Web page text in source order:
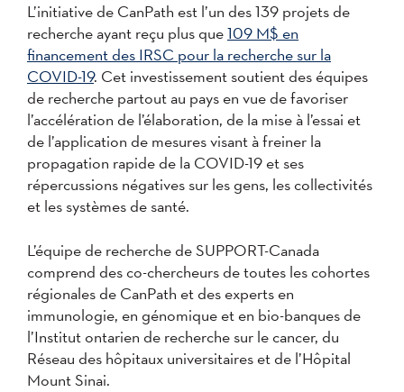
L’initiative de CanPath est l’un des 139 projets de
recherche ayant reçu plus que109 M$ en
financement des IRSC pour la recherche sur la
COVID-19. Cet investissement soutient des équipes
de recherche partout au pays en vue de favoriser
l’accélération de l’élaboration, de la mise à l’essai et
de l’application de mesures visant à freiner la
propagation rapide de la COVID-19 et ses
répercussions négatives sur les gens, les collectivités
et les systèmes de santé.
L’équipe de recherche de SUPPORT-Canada
comprend des co-chercheurs de toutes les cohortes
régionales de CanPath et des experts en
immunologie, en génomique et en bio-banques de
l’Institut ontarien de recherche sur le cancer, du
Réseau des hôpitaux universitaires et de l’Hôpital
Mount Sinai.